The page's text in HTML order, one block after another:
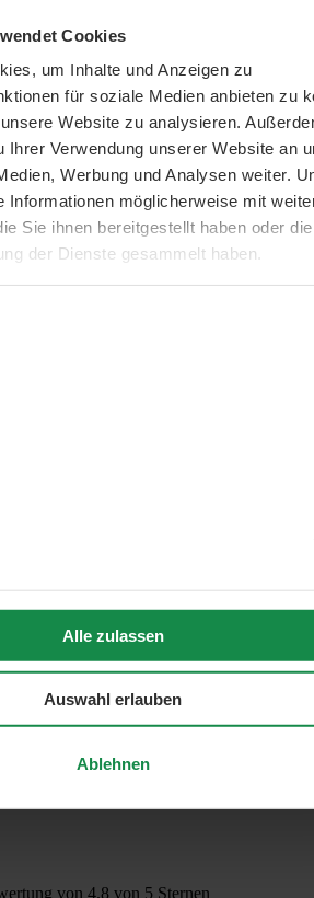
Cookies
um Inhalte und Anzeigen zu
für soziale Medien anbieten zu
Website zu analysieren.
Ihrer Verwendung unserer Website an
Werbung und Analysen weiter.
Informationen möglicherweise mit
Sie ihnen bereitgestellt haben oder
der Dienste gesammelt haben.
Alle zulassen
Auswahl erlauben
Ablehnen
von 4.8 von 5 Sternen